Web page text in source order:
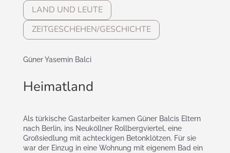
LAND UND LEUTE
ZEITGESCHEHEN/GESCHICHTE
Güner Yasemin Balci
Heimatland
Als türkische Gastarbeiter kamen Güner Balcis Eltern
nach Berlin, ins Neuköllner Rollbergviertel, eine
Großsiedlung mit achteckigen Betonklötzen. Für sie
war der Einzug in eine Wohnung mit eigenem Bad ein